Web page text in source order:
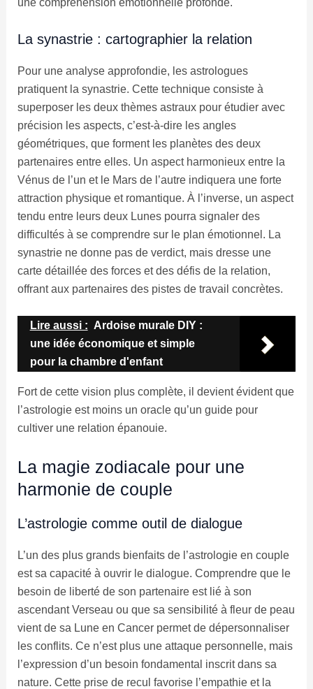
une compréhension émotionnelle profonde.
La synastrie : cartographier la relation
Pour une analyse approfondie, les astrologues
pratiquent la synastrie. Cette technique consiste à
superposer les deux thèmes astraux pour étudier avec
précision les aspects, c’est-à-dire les angles
géométriques, que forment les planètes des deux
partenaires entre elles. Un aspect harmonieux entre la
Vénus de l’un et le Mars de l’autre indiquera une forte
attraction physique et romantique. À l’inverse, un aspect
tendu entre leurs deux Lunes pourra signaler des
difficultés à se comprendre sur le plan émotionnel. La
synastrie ne donne pas de verdict, mais dresse une
carte détaillée des forces et des défis de la relation,
offrant aux partenaires des pistes de travail concrètes.
Lire aussi : Ardoise murale DIY :
une idée économique et simple
pour la chambre d'enfant
Fort de cette vision plus complète, il devient évident que
l’astrologie est moins un oracle qu’un guide pour
cultiver une relation épanouie.
La magie zodiacale pour une
harmonie de couple
L’astrologie comme outil de dialogue
L’un des plus grands bienfaits de l’astrologie en couple
est sa capacité à ouvrir le dialogue. Comprendre que le
besoin de liberté de son partenaire est lié à son
ascendant Verseau ou que sa sensibilité à fleur de peau
vient de sa Lune en Cancer permet de dépersonnaliser
les conflits. Ce n’est plus une attaque personnelle, mais
l’expression d’un besoin fondamental inscrit dans sa
nature. Cette prise de recul favorise l’empathie et la